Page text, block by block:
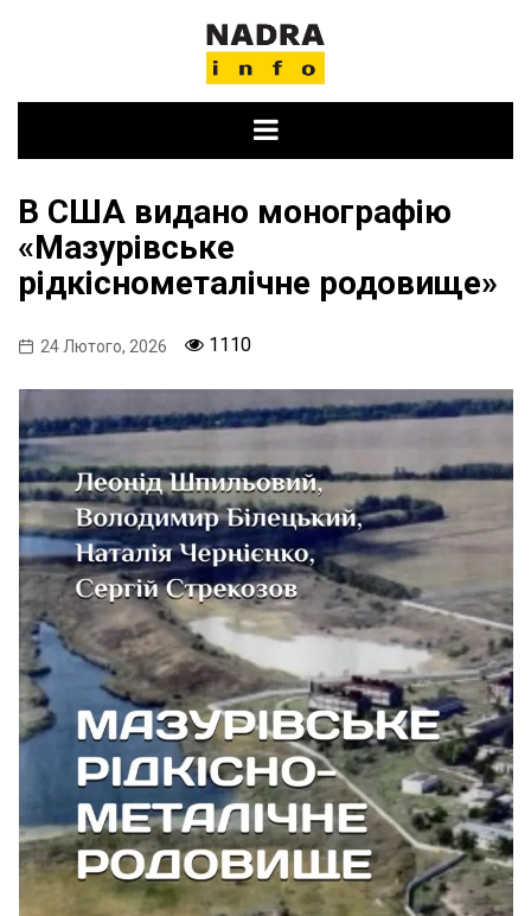
В США видано монографію
«Мазурівське
рідкіснометалічне родовище»
24 Лютого, 2026 1110